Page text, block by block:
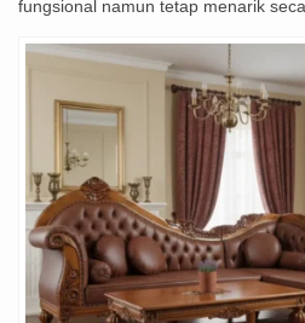
fungsional namun tetap menarik